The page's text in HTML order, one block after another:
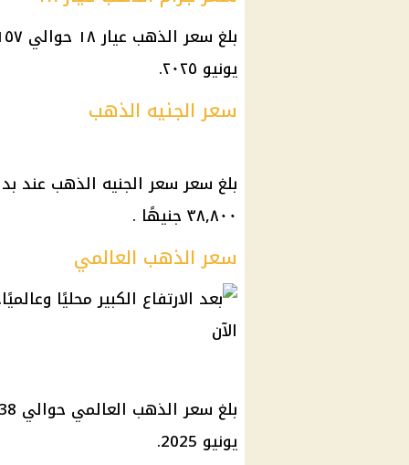
يونيو ٢٠٢٥.
سعر الجنيه الذهب
٣٨,٨٠٠ جنيهًا .
سعر الذهب العالمي
يونيو 2025.